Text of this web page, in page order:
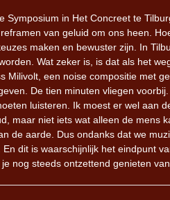
Symposium in Het Concreet te
van geluid om ons heen.
maken en bewuster zijn. In
Wat zeker is, is dat als het
Milivolt, een noise compositie met
De tien minuten vliegen
luisteren. Ik moest er wel aan
maar niet iets wat alleen de mens
de aarde. Dus ondanks dat we
dit is waarschijnlijk het eindpunt
nog steeds ontzettend genieten